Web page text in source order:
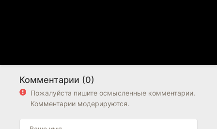
Комментарии (0)
Пожалуйста пишите осмысленные комментарии.
Комментарии модерируются.